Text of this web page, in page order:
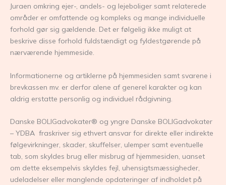
Juraen omkring ejer-, andels- og lejeboliger samt relaterede
områder er omfattende og kompleks og mange individuelle
forhold gør sig gældende. Det er følgelig ikke muligt at
beskrive disse forhold fuldstændigt og fyldestgørende på
nærværende hjemmeside.
Informationerne og artiklerne på hjemmesiden samt svarene i
brevkassen mv. er derfor alene af generel karakter og kan
aldrig erstatte personlig og individuel rådgivning.
Danske BOLIGadvokater® og yngre Danske BOLIGadvokater
– YDBA fraskriver sig ethvert ansvar for direkte eller indirekte
følgevirkninger, skader, skuffelser, ulemper samt eventuelle
tab, som skyldes brug eller misbrug af hjemmesiden, uanset
om dette eksempelvis skyldes fejl, uhensigtsmæssigheder,
udeladelser eller manglende opdateringer af indholdet på